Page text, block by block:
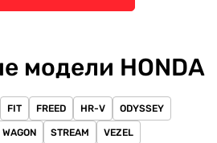
модели HONDA
FIT FREED HR-V ODYSSEY
STREAM VEZEL